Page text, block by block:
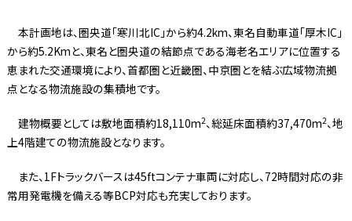
本計画地は、圏央道「寒川北IC」から約4.2km、東名自動車道「厚木IC」
から約5.2Kmと、東名と圏央道の結節点である海老名エリアに位置する
恵まれた交通環境により、首都圏と近畿圏、中京圏とを結ぶ広域物流拠
点となる物流施設の集積地です。
建物概要としては敷地面積約18,110m2、総延床面積約37,470m2、地
上4階建ての物流施設となります。
また、1Fトラックバースは45ftコンテナ車両に対応し、72時間対応の非
常用発電機を備える等BCP対応も充実しております。